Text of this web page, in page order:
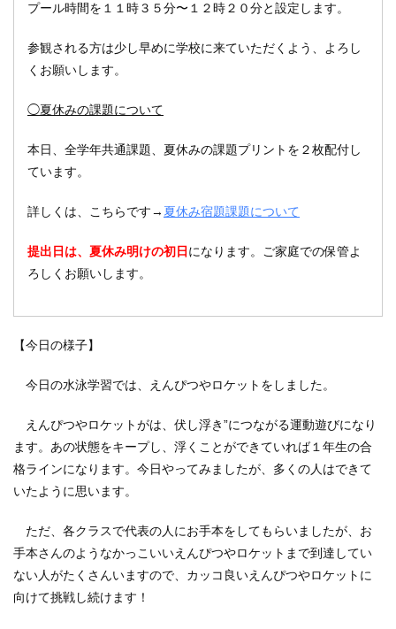
プール時間を１１時３５分〜１２時２０分と設定します。
参観される方は少し早めに学校に来ていただくよう、よろし
くお願いします。
◯夏休みの課題について
本日、全学年共通課題、夏休みの課題プリントを２枚配付し
ています。
詳しくは、こちらです→ 夏休み宿題課題について
提出日は、夏休み明けの初日 になります。ご家庭での保管よ
ろしくお願いします。
【今日の様子】
今日の水泳学習では、えんぴつやロケットをしました。
えんぴつやロケットがは、伏し浮き”につながる運動遊びになり
ます。あの状態をキープし、浮くことができていれば１年生の合
格ラインになります。今日やってみましたが、多くの人はできて
いたように思います。
ただ、各クラスで代表の人にお手本をしてもらいましたが、お
手本さんのようなかっこいいえんぴつやロケットまで到達してい
ない人がたくさんいますので、カッコ良いえんぴつやロケットに
向けて挑戦し続けます！